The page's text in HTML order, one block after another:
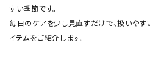
すい季節です。
毎日のケアを少し見直すだけで、扱いや
イテムをご紹介します。